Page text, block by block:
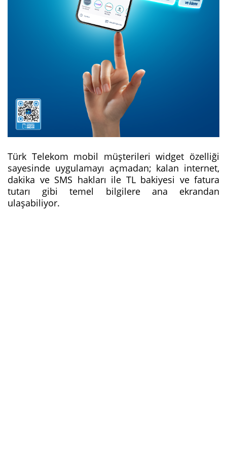
Türk Telekom mobil müşterileri widget özelliği
sayesinde uygulamayı açmadan; kalan internet,
dakika ve SMS hakları ile TL bakiyesi ‎ve fatura
tutarı gibi temel bilgilere ana ekrandan
ulaşabiliyor.